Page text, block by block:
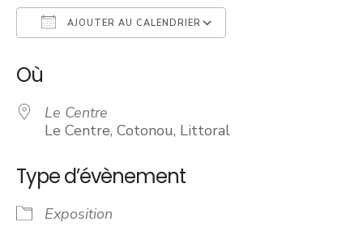
AJOUTER AU CALENDRIER
Où
Le Centre
Le Centre, Cotonou, Littoral
Type d’évènement
Exposition